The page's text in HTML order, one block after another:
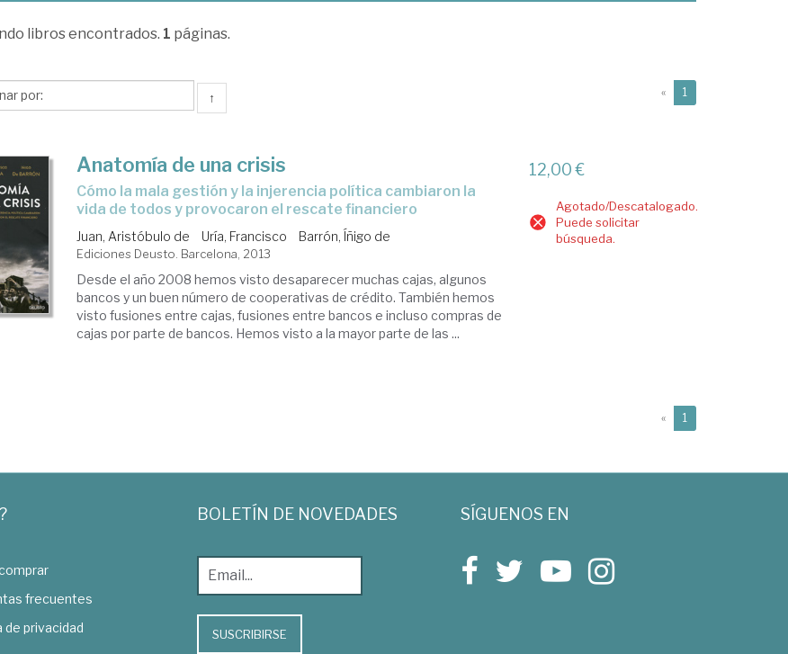
libros encontrados. 1 páginas.
↑ « 1
Anatomía de una crisis
cómo la mala gestión y la injerencia política cambiaron la
vida de todos y provocaron el rescate financiero
Juan, Aristóbulo de Uría, Francisco Barrón, Íñigo de
Ediciones Deusto. Barcelona, 2013
Desde el año 2008 hemos visto desaparecer muchas cajas, algunos
bancos y un buen número de cooperativas de crédito. También hemos
visto fusiones entre cajas, fusiones entre bancos e incluso compras de
cajas por parte de bancos. Hemos visto a la mayor parte de las ...
12,00 €
Agotado/Descatalogado.
Puede solicitar
búsqueda.
« 1
frecuentes
de privacidad
BOLETÍN DE NOVEDADES
SUSCRIBIRSE
SÍGUENOS EN